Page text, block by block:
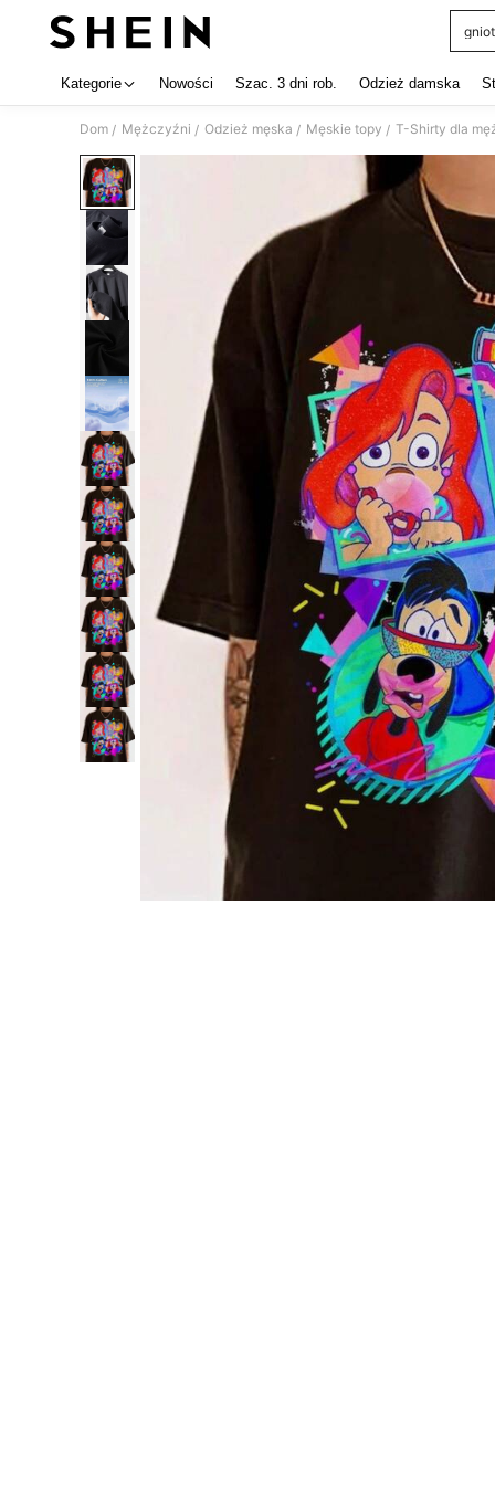
Kategorie Nowości Szac. 3 dni rob. Odzież damska
Dom / Mężczyźni / Odzież męska / Męskie topy / T-Shirty dla